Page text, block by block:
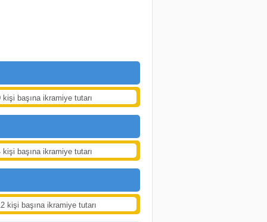
kişi başına ikramiye tutarı
kişi başına ikramiye tutarı
kişi başına ikramiye tutarı